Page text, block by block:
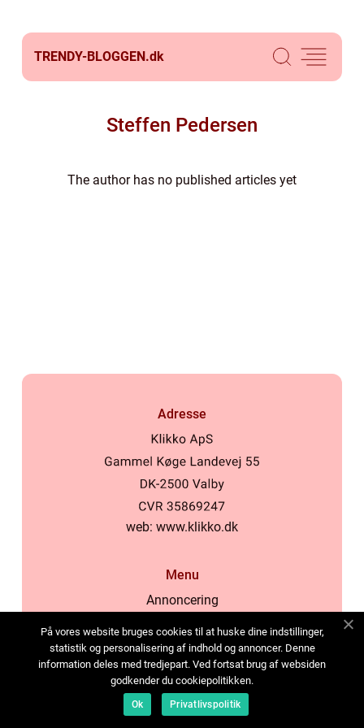
TRENDY-BLOGGEN.dk
Steffen Pedersen
The author has no published articles yet
Adresse
web: www.klikko.dk
Menu
Annoncering
Cookies
Kontakt os
Sitemap
På vores website bruges cookies til at huske dine indstillinger,
statistik og personalisering af indhold og annoncer. Denne
information deles med tredjepart. Ved fortsat brug af websiden
godkender du cookiepolitikken.
Ok Privatlivspolitik